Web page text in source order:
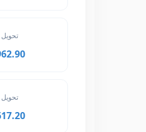
تحويل 1,500 USD
13,962.90 MAD
تحويل 2,000 USD
18,617.20 MAD